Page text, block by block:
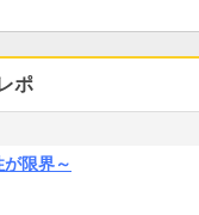
ポ
限界～